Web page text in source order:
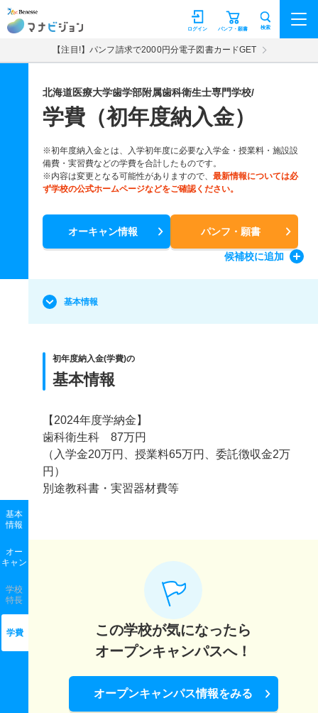
マナビジョン パンフ・願書
ログイン 検索
【注目!】パンフ請求で2000円分電子図書カードGET
北海道医療大学歯学部附属歯科衛生士専門学校/
学費（初年度納入金）
※初年度納入金とは、入学初年度に必要な入学金・授業料・施設設
備費・実習費などの学費を合計したものです。
※内容は変更となる可能性がありますので、 最新情報については必
ず学校の公式ホームページなどをご確認ください。
オーキャン情報 パンフ・願書
候補校に追加
基本
情報
オー
キャン
学校
特長
学費
基本情報
初年度納入金(学費)の
基本情報
【2024年度学納金】
歯科衛生科 87万円
（入学金20万円、授業料65万円、委託徴収金2万
円）
別途教科書・実習器材費等
この学校が気になったら
オープンキャンパスへ！
オープンキャンパス情報をみる